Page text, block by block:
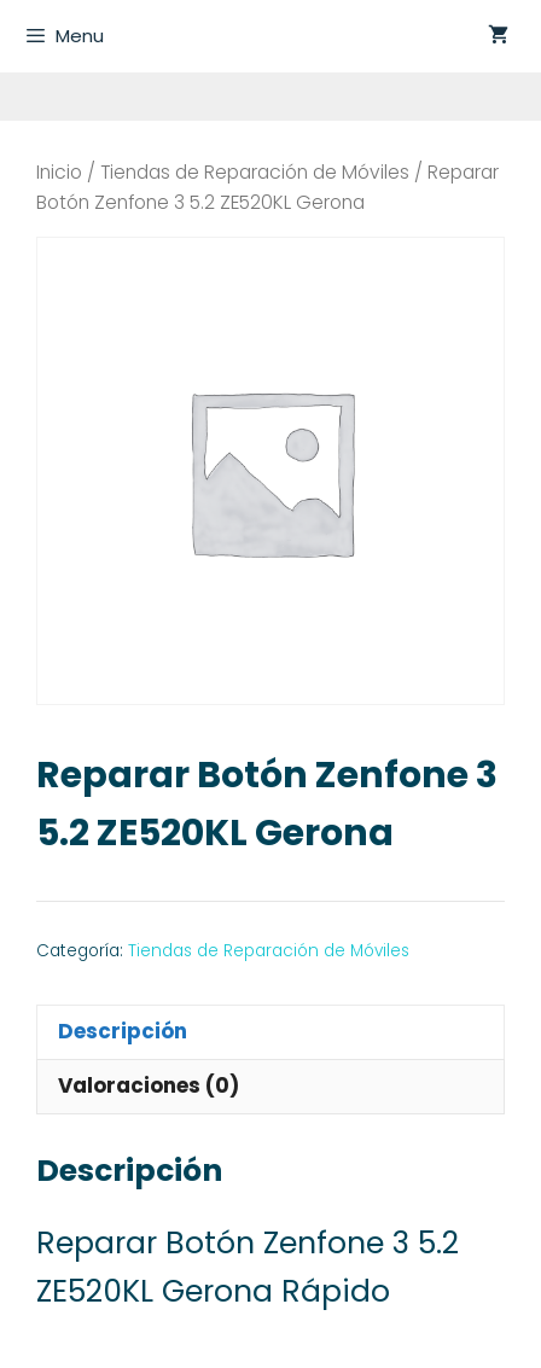
Menu
Inicio / Tiendas de Reparación de Móviles / Reparar
Botón Zenfone 3 5.2 ZE520KL Gerona
Reparar Botón Zenfone 3
5.2 ZE520KL Gerona
Categoría: Tiendas de Reparación de Móviles
Descripción
Valoraciones (0)
Descripción
Reparar Botón Zenfone 3 5.2
ZE520KL Gerona Rápido